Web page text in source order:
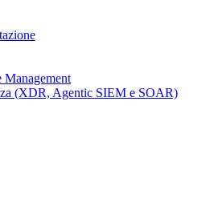
(XDR, Agentic SIEM e SOAR)